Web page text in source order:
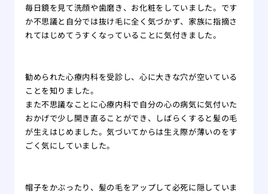
毎日鏡を見て洗顔や歯磨き、お化粧をしていました。です
か不思議と自分では抜け毛に全く気づかず、家族に指摘さ
れてはじめてうすくなっていることに気付きました。
勧められた心療内科を受診し、心に大きな穴が空いている
ことを知りました。
また不思議なことに心療内科で自分の心の病気に気付いた
おかげで少し開き直ることができ、しばらくすると髪の毛
が生えはじめました。気づいてからは生え際が薄いのをす
ごく気にしていました。
帽子をかぶったり、髪の毛をアップして必死に隠していま